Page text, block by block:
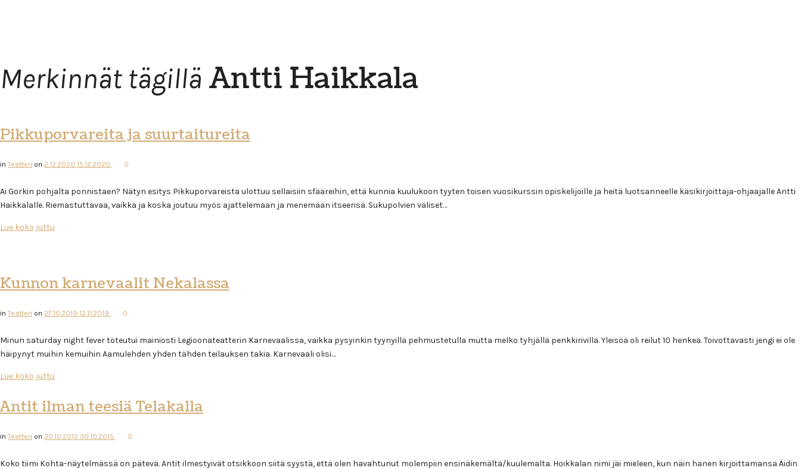
Merkinnät tägillä Antti Haikkala
Pikkuporvareita ja suurtaitureita
inTeatteri on 2.12.2020 15.12.2020 0
Ai Gorkin pohjalta ponnistaen? Nätyn esitys Pikkuporvareista ulottuu sellaisiin sfääreihin, että kunnia kuulukoon tyyten toisen vuosikurssin opiskelijoille ja heitä luotsanneelle käsikirjoittaja-ohjaajalle Antti
Haikkalalle. Riemastuttavaa, vaikka ja koska joutuu myös ajattelemaan ja menemään itseensä. Sukupolvien väliset…
Lue koko juttu
Kunnon karnevaalit Nekalassa
inTeatteri on 27.10.2019 12.11.2019 0
Minun saturday night fever toteutui mainiosti Legioonateatterin Karnevaalissa, vaikka pysyinkin tyynyillä pehmustetulla mutta melko tyhjällä penkkirivillä. Yleisöä oli reilut 10 henkeä. Toivottavasti jengi ei ole
häipynyt muihin kemuihin Aamulehden yhden tähden teilauksen takia. Karnevaali olisi…
Lue koko juttu
Antit ilman teesiä Telakalla
inTeatteri on 30.10.2015 30.10.2015 0
Koko tiimi Kohta-näytelmässä on pätevä. Antit ilmestyivät otsikkoon siitä syystä, että olen havahtunut molempiin ensinäkemältä/kuulemalta. Hoikkalan nimi jäi mieleen, kun näin hänen kirjoittamansa Äidin